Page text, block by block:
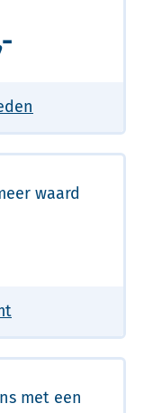
waard
met een